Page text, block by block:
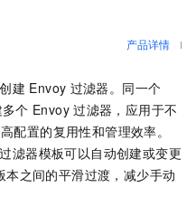
产品详情
建 Envoy 过滤器。同一个
个 Envoy 过滤器，应用于不
配置的复用性和管理效率。
过滤器模板可以自动创建或变更
本之间的平滑过渡，减少手动